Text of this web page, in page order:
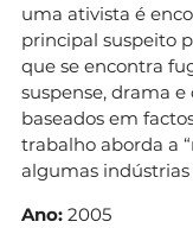
uma ativista é
principal suspeito
que se encontra
suspense, drama
baseados em
trabalho aborda a
algumas
Ano: 2005